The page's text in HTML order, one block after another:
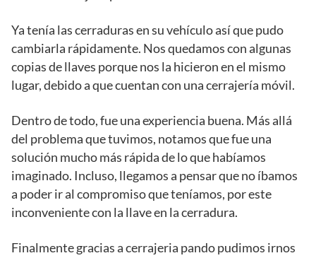
Ya tenía las cerraduras en su vehículo así que pudo
cambiarla rápidamente. Nos quedamos con algunas
copias de llaves porque nos la hicieron en el mismo
lugar, debido a que cuentan con una cerrajería móvil.
Dentro de todo, fue una experiencia buena. Más allá
del problema que tuvimos, notamos que fue una
solución mucho más rápida de lo que habíamos
imaginado. Incluso, llegamos a pensar que no íbamos
a poder ir al compromiso que teníamos, por este
inconveniente con la llave en la cerradura.
Finalmente gracias a cerrajeria pando pudimos irnos